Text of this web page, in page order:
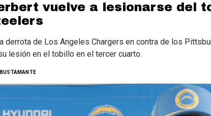
vuelve a lesionarse del
derrota de Los Angeles Chargers en contra de los
lesión en el tobillo en el tercer cuarto.
BUSTAMANTE